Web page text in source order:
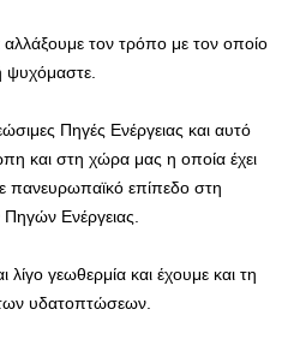
τον τρόπο με τον οποίο
ψυχόμαστε.
Πηγές Ενέργειας και αυτό
και στη χώρα μας η οποία έχει
πανευρωπαϊκό επίπεδο στη
Ενέργειας.
λίγο γεωθερμία και έχουμε και τη
υδατοπτώσεων.